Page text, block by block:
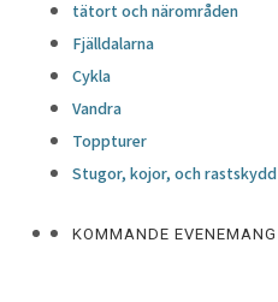
tätort och närområden
Fjälldalarna
Cykla
Vandra
Toppturer
Stugor, kojor, och rastskydd
KOMMANDE EVENEMANG